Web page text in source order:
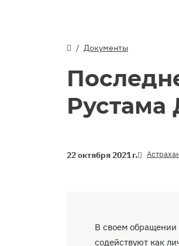
Документы
Рустама
22 октября 2021 г.
В своем обращении
содействуют как